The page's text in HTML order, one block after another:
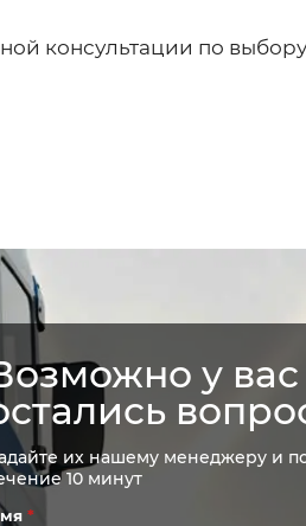
консультации по
у вас
их нашему менеджеру и
10 минут